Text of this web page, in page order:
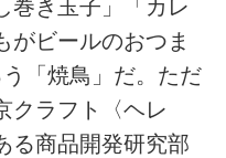
巻き玉子」「カレ
がビールのおつま
「焼鳥」だ。ただ
クラフト〈ヘレ
る商品開発研究部